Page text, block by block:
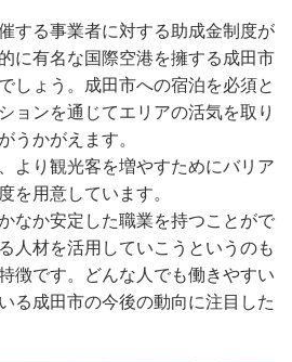
する事業者に対する助成金制度が
に有名な国際空港を擁する成田市
しょう。成田市への宿泊を必須と
ョンを通じてエリアの活気を取り
うかがえます。
より観光客を増やすためにバリア
を用意しています。
なか安定した職業を持つことがで
人材を活用していこうというのも
徴です。どんな人でも働きやすい
る成田市の今後の動向に注目した